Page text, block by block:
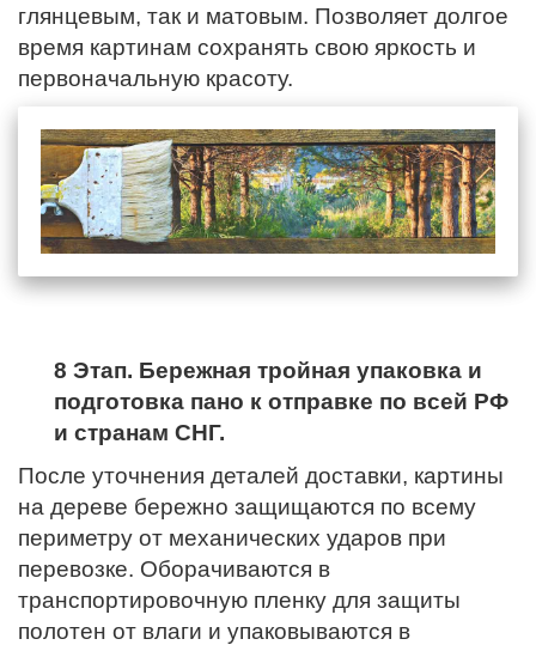
глянцевым, так и матовым. Позволяет долгое
время картинам сохранять свою яркость и
первоначальную красоту.
8 Этап. Бережная тройная упаковка и
подготовка пано к отправке по всей РФ
и странам СНГ.
После уточнения деталей доставки, картины
на дереве бережно защищаются по всему
периметру от механических ударов при
перевозке. Оборачиваются в
транспортировочную пленку для защиты
полотен от влаги и упаковываются в